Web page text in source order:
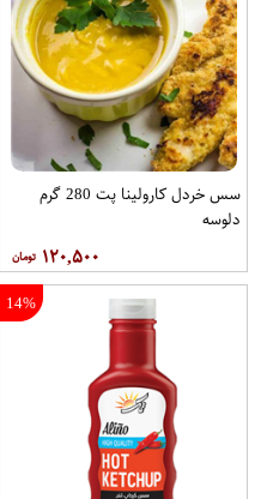
سس خردل کارولینا پت 280 گرم
دلوسه
۱۲۰,۵۰۰
14%